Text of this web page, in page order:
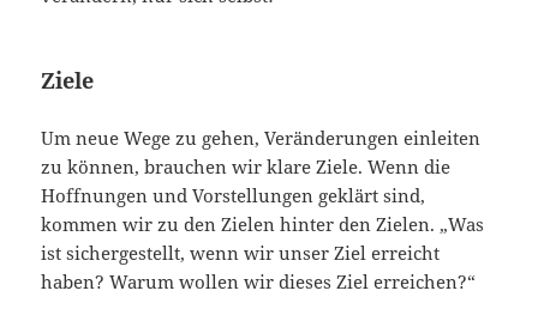
Ziele
Um neue Wege zu gehen, Veränderungen einleiten
zu können, brauchen wir klare Ziele. Wenn die
Hoffnungen und Vorstellungen geklärt sind,
kommen wir zu den Zielen hinter den Zielen. „Was
ist sichergestellt, wenn wir unser Ziel erreicht
haben? Warum wollen wir dieses Ziel erreichen?“